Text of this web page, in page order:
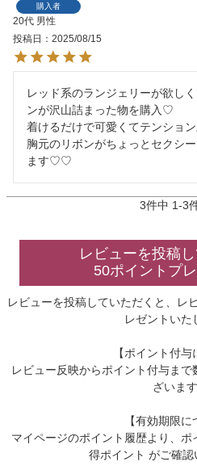
購入者
20代 男性
投稿日
2025/08/15
レッド系のランジェリーが欲し
ンが沢山詰まった物を購入♡
着けるだけで可愛くてテンション
胸元のリボンがちょっとセクシ
ます♡♡
3件中 1-3
レビューを投稿
50ポイントプ
レビューを投稿していただくと、レ
レゼントいた
【ポイント付与
レビュー反映からポイント付与ま
ざいます
【有効期限に
マイページのポイント履歴より、
得ポイント がご確認